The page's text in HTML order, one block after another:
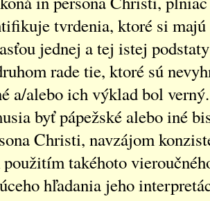
tvrdenia, ktoré si
jednej a tej istej
rade tie, ktoré sú
a/alebo ich výklad bol
byť pápežské alebo iné
Christi, navzájom
použitím takéhoto
hľadania jeho